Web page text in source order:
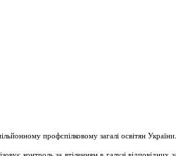
профспілковому загалі освітян України.